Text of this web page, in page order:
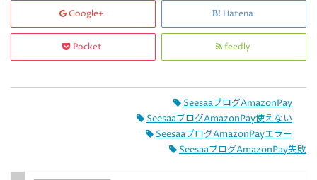
Google+ Hatena
Pocket feedly
SeesaaブログAmazonPay
SeesaaブログAmazonPay使えない
SeesaaブログAmazonPayエラー
SeesaaブログAmazonPay失敗